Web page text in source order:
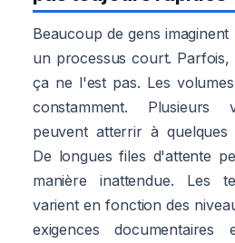
Beaucoup de gens
un processus court.
ça ne l'est pas. Les
constamment. Plusieurs
peuvent atterrir à quelques
De longues files d'attente
manière inattendue. Les
varient en fonction des
exigences